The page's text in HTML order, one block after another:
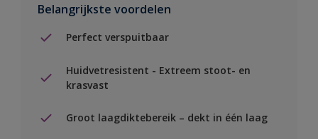
Belangrijkste voordelen
Perfect verspuitbaar
Huidvetresistent - Extreem stoot- en
krasvast
Groot laagdiktebereik – dekt in één laag